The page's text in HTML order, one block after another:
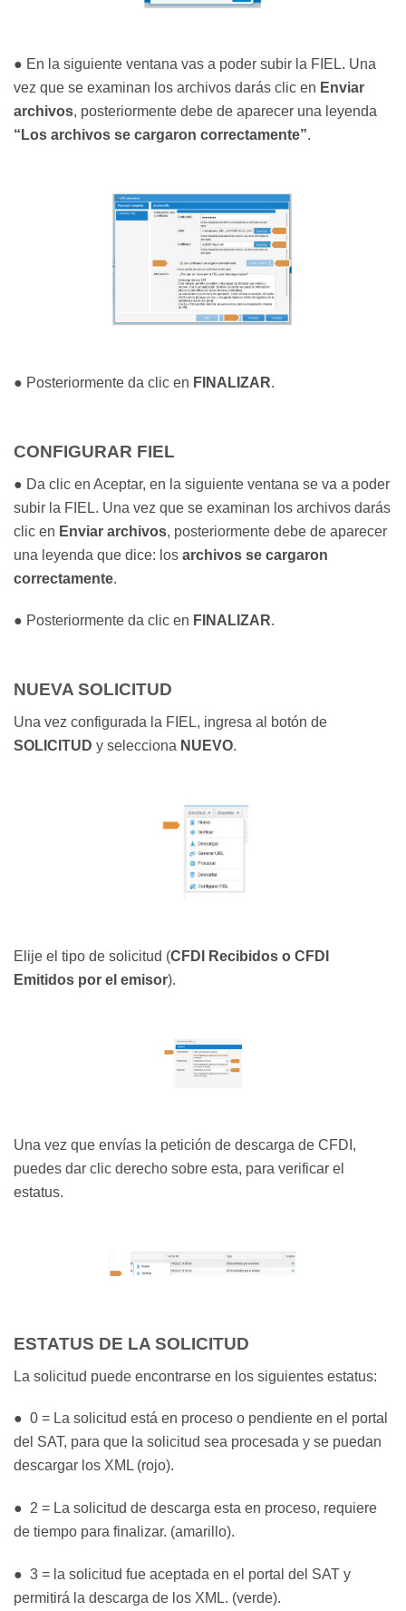
● En la siguiente ventana vas a poder subir la FIEL. Una
vez que se examinan los archivos darás clic en Enviar
archivos, posteriormente debe de aparecer una leyenda
“Los archivos se cargaron correctamente”.
● Posteriormente da clic en FINALIZAR.
CONFIGURAR FIEL
● Da clic en Aceptar, en la siguiente ventana se va a poder
subir la FIEL. Una vez que se examinan los archivos darás
clic en Enviar archivos, posteriormente debe de aparecer
una leyenda que dice: los archivos se cargaron
correctamente.
● Posteriormente da clic en FINALIZAR.
NUEVA SOLICITUD
Una vez configurada la FIEL, ingresa al botón de
SOLICITUD y selecciona NUEVO.
Elije el tipo de solicitud (CFDI Recibidos o CFDI
Emitidos por el emisor).
Una vez que envías la petición de descarga de CFDI,
puedes dar clic derecho sobre esta, para verificar el
estatus.
ESTATUS DE LA SOLICITUD
La solicitud puede encontrarse en los siguientes estatus:
● 0 = La solicitud está en proceso o pendiente en el portal
del SAT, para que la solicitud sea procesada y se puedan
descargar los XML (rojo).
● 2 = La solicitud de descarga esta en proceso, requiere
de tiempo para finalizar. (amarillo).
● 3 = la solicitud fue aceptada en el portal del SAT y
permitirá la descarga de los XML. (verde).